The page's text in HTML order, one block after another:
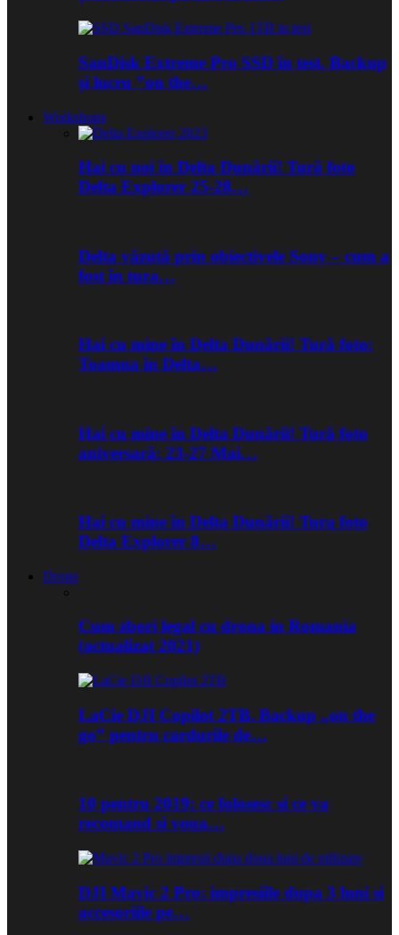
SanDisk Extreme Pro SSD în test. Backup
și lucru ”on the…
Workshops
Hai cu noi în Delta Dunării! Tură foto
Delta Explorer 25-28…
Delta văzută prin obiectivele Sony – cum a
fost în tura…
Hai cu mine în Delta Dunării! Tură foto:
Toamna în Delta…
Hai cu mine în Delta Dunării! Tură foto
aniversară: 23-27 Mai…
Hai cu mine în Delta Dunării! Tura foto
Delta Explorer 8…
Drone
Cum zbori legal cu drona in Romania
(actualizat 2021)
LaCie DJI Copilot 2TB. Backup „on the
go” pentru cardurile de…
10 pentru 2019: ce folosesc si ce va
recomand si voua…
DJI Mavic 2 Pro: impresiile dupa 3 luni si
accesoriile pe…